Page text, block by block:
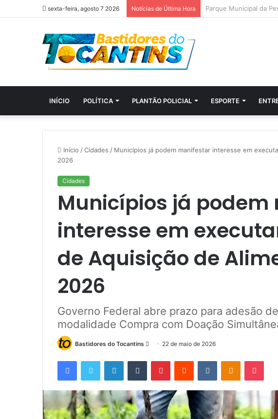
sexta-feira, agosto 7 2026 Notícias de Última Hora
INÍCIO POLÍTICA PLANTÃO POLICIAL ESPORTE
Início /Cidades / Municípios já podem manifestar interesse em
2026
Cidades
Municípios já
interesse em
de Aquisição de
2026
Governo Federal abre prazo para adesão
modalidade Compra com Doação
Bastidores do Tocantins
d
e
u
m
22 de maio de 2026